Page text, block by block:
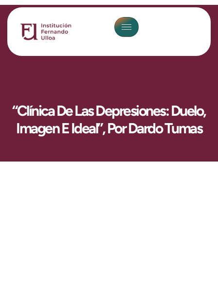
“Clínica De Las Depresiones: Duelo,
Imagen E Ideal”, Por Dardo Tumas